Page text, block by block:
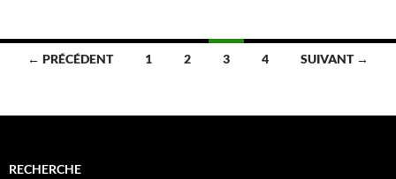
Navigation
articles
← PRÉCÉDENT 1 2 3 4 SUIVANT →
RECHERCHE